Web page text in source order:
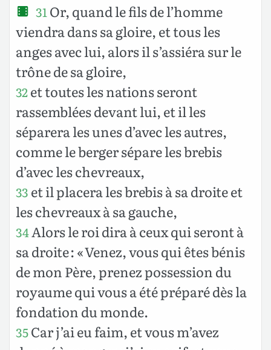
31 Or, quand le fils de l’homme
viendra dans sa gloire, et tous les
anges avec lui, alors il s’assiéra sur le
trône de sa gloire,
32et toutes les nations seront
rassemblées devant lui, et il les
séparera les unes d’avec les autres,
comme le berger sépare les brebis
d’avec les chevreaux,
33 et il placera les brebis à sa droite et
les chevreaux à sa gauche,
34Alors le roi dira à ceux qui seront à
sa droite : « Venez, vous qui êtes bénis
de mon Père, prenez possession du
royaume qui vous a été préparé dès la
fondation du monde.
35Car j’ai eu faim, et vous m’avez